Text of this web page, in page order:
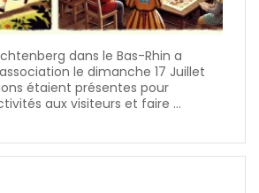
dans le Bas-Rhin a
le dimanche 17 Juillet
étaient présentes pour
aux visiteurs et faire ...